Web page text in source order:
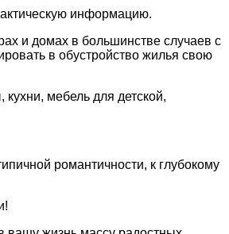
информацию.
и домах в большинстве случаев с
в обустройство жилья свою
мебель для детской,
романтичности, к глубокому